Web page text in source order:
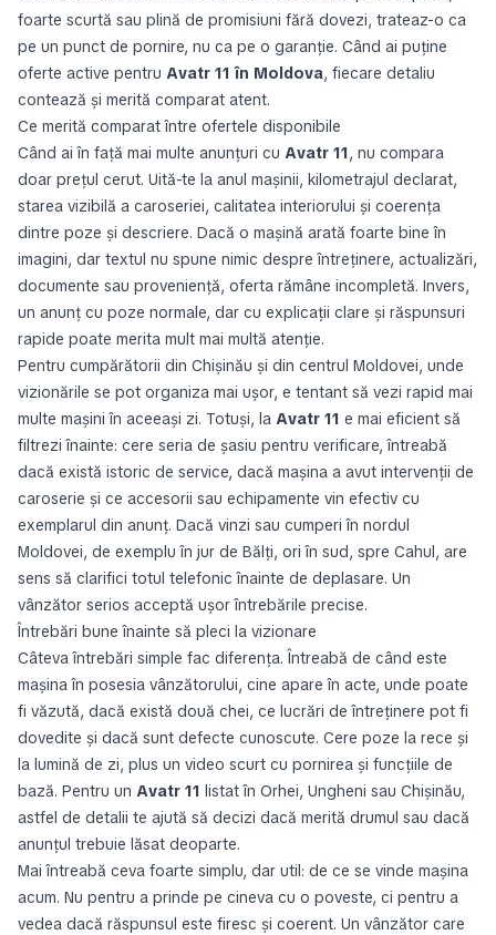
foarte scurtă sau plină de promisiuni fără dovezi, trateaz-o ca
pe un punct de pornire, nu ca pe o garanție. Când ai puține
oferte active pentru Avatr 11 în Moldova, fiecare detaliu
contează și merită comparat atent.
Ce merită comparat între ofertele disponibile
Când ai în față mai multe anunțuri cu Avatr 11, nu compara
doar prețul cerut. Uită-te la anul mașinii, kilometrajul declarat,
starea vizibilă a caroseriei, calitatea interiorului și coerența
dintre poze și descriere. Dacă o mașină arată foarte bine în
imagini, dar textul nu spune nimic despre întreținere, actualizări,
documente sau proveniență, oferta rămâne incompletă. Invers,
un anunț cu poze normale, dar cu explicații clare și răspunsuri
rapide poate merita mult mai multă atenție.
Pentru cumpărătorii din Chișinău și din centrul Moldovei, unde
vizionările se pot organiza mai ușor, e tentant să vezi rapid mai
multe mașini în aceeași zi. Totuși, la Avatr 11 e mai eficient să
filtrezi înainte: cere seria de șasiu pentru verificare, întreabă
dacă există istoric de service, dacă mașina a avut intervenții de
caroserie și ce accesorii sau echipamente vin efectiv cu
exemplarul din anunț. Dacă vinzi sau cumperi în nordul
Moldovei, de exemplu în jur de Bălți, ori în sud, spre Cahul, are
sens să clarifici totul telefonic înainte de deplasare. Un
vânzător serios acceptă ușor întrebările precise.
Întrebări bune înainte să pleci la vizionare
Câteva întrebări simple fac diferența. Întreabă de când este
mașina în posesia vânzătorului, cine apare în acte, unde poate
fi văzută, dacă există două chei, ce lucrări de întreținere pot fi
dovedite și dacă sunt defecte cunoscute. Cere poze la rece și
la lumină de zi, plus un video scurt cu pornirea și funcțiile de
bază. Pentru un Avatr 11 listat în Orhei, Ungheni sau Chișinău,
astfel de detalii te ajută să decizi dacă merită drumul sau dacă
anunțul trebuie lăsat deoparte.
Mai întreabă ceva foarte simplu, dar util: de ce se vinde mașina
acum. Nu pentru a prinde pe cineva cu o poveste, ci pentru a
vedea dacă răspunsul este firesc și coerent. Un vânzător care